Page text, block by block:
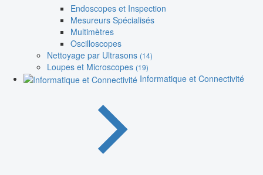
Endoscopes et Inspection
Mesureurs Spécialisés
Multimètres
Oscilloscopes
Nettoyage par Ultrasons (14)
Loupes et Microscopes (19)
Informatique et Connectivité